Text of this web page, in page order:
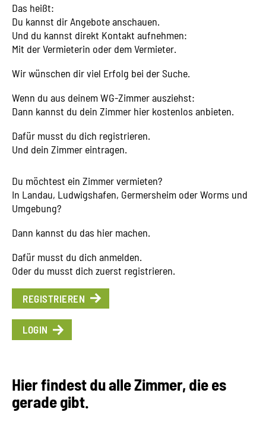
Das heißt:
Du kannst dir Angebote anschauen.
Und du kannst direkt Kontakt aufnehmen:
Mit der Vermieterin oder dem Vermieter.
Wir wünschen dir viel Erfolg bei der Suche.
Wenn du aus deinem WG-Zimmer ausziehst:
Dann kannst du dein Zimmer hier kostenlos anbieten.
Dafür musst du dich registrieren.
Und dein Zimmer eintragen.
Du möchtest ein Zimmer vermieten?
In Landau, Ludwigshafen, Germersheim oder Worms und
Umgebung?
Dann kannst du das hier machen.
Dafür musst du dich anmelden.
Oder du musst dich zuerst registrieren.
REGISTRIEREN
LOGIN
Hier findest du alle Zimmer, die es
gerade gibt.